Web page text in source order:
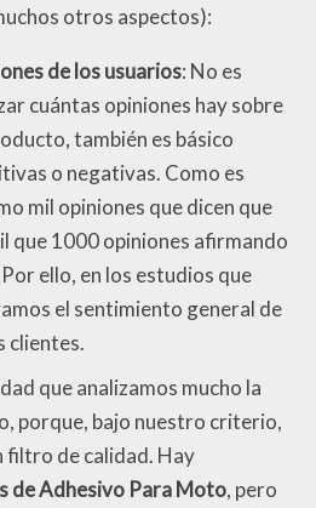
otros aspectos):
de los usuarios: No es
cuántas opiniones hay sobre
también es básico
o negativas. Como es
mil opiniones que dicen que
que 1000 opiniones afirmando
ello, en los estudios que
el sentimiento general de
clientes.
que analizamos mucho la
porque, bajo nuestro criterio,
filtro de calidad. Hay
de Adhesivo Para Moto, pero